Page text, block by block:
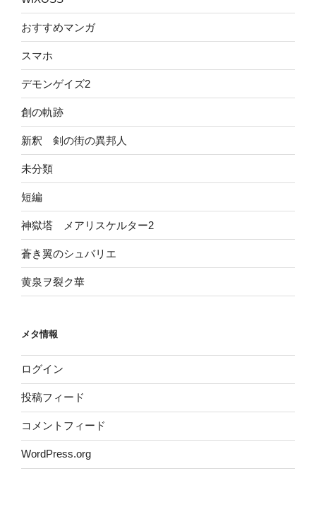
おすすめマンガ
スマホ
デモンゲイズ2
創の軌跡
新釈 剣の街の異邦人
未分類
短編
神獄塔 メアリスケルター2
蒼き翼のシュバリエ
黄泉ヲ裂ク華
メタ情報
ログイン
投稿フィード
コメントフィード
WordPress.org